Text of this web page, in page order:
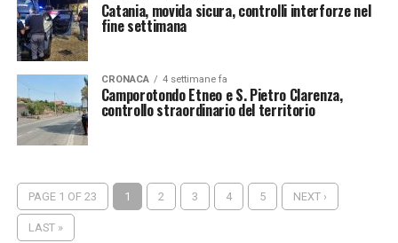
Catania, movida sicura, controlli interforze nel
fine settimana
CRONACA 4 settimane fa
Camporotondo Etneo e S. Pietro Clarenza,
controllo straordinario del territorio
PAGE 1 OF 23 1 2 3 4 5 NEXT ›
LAST »